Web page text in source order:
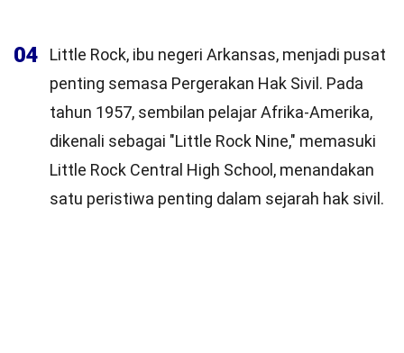
04
Little Rock, ibu negeri Arkansas, menjadi pusat
penting semasa Pergerakan Hak Sivil. Pada
tahun 1957, sembilan pelajar Afrika-Amerika,
dikenali sebagai "Little Rock Nine," memasuki
Little Rock Central High School, menandakan
satu peristiwa penting dalam sejarah hak sivil.